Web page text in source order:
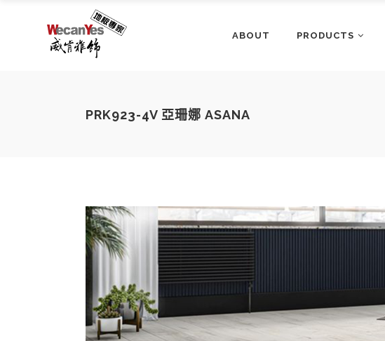
ABOUT PRODUCTS
PRK923-4V 亞珊娜 ASANA